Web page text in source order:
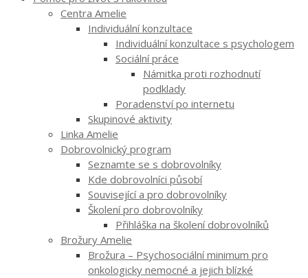
Centra Amelie
Individuální konzultace
Individuální konzultace s psychologem
Sociální práce
Námitka proti rozhodnutí
podklady
Poradenství po internetu
Skupinové aktivity
Linka Amelie
Dobrovolnický program
Seznamte se s dobrovolníky
Kde dobrovolníci působí
Související a pro dobrovolníky
Školení pro dobrovolníky
Přihláška na školení dobrovolníků
Brožury Amelie
Brožura – Psychosociální minimum pro
onkologicky nemocné a jejich blízké